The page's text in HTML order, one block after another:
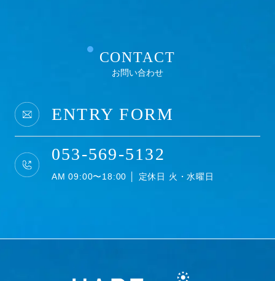
CONTACT
お問い合わせ
ENTRY FORM
053-569-5132
AM 09:00〜18:00 │ 定休日 火・水曜日